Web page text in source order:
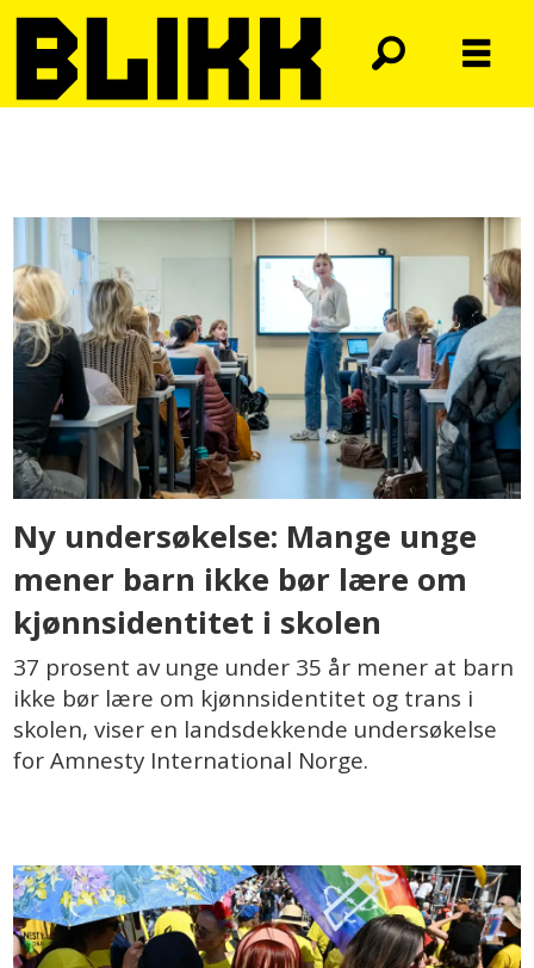
patricia
kaatee
Ny undersøkelse: Mange unge
mener barn ikke bør lære om
kjønnsidentitet i skolen
37 prosent av unge under 35 år mener at barn
ikke bør lære om kjønnsidentitet og trans i
skolen, viser en landsdekkende undersøkelse
for Amnesty International Norge.